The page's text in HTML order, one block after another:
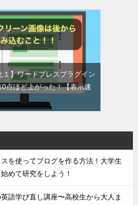
１】ワードプレスプラグイン
点ほど上がった！【表示速
スを使ってブログを作る方法！大学生
めて研究をしよう！
英語学び直し講座〜高校生から大人ま